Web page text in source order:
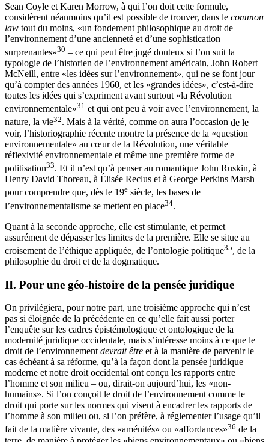
Sean Coyle et Karen Morrow, à qui l’on doit cette formule,
considèrent néanmoins qu’il est possible de trouver, dans le common
law tout du moins, «un fondement philosophique au droit de
l’environnement d’une ancienneté et d’une sophistication
surprenantes»30 – ce qui peut être jugé douteux si l’on suit la
typologie de l’historien de l’environnement américain, John Robert
McNeill, entre «les idées sur l’environnement», qui ne se font jour
qu’à compter des années 1960, et les «grandes idées», c’est-à-dire
toutes les idées qui s’expriment avant surtout «la Révolution
environnementale»31 et qui ont peu à voir avec l’environnement, la
nature, la vie32. Mais à la vérité, comme on aura l’occasion de le
voir, l’historiographie récente montre la présence de la «question
environnementale» au cœur de la Révolution, une véritable
réflexivité environnementale et même une première forme de
politisation33. Et il n’est qu’à penser au romantique John Ruskin, à
Henry David Thoreau, à Élisée Reclus et à George Perkins Marsh
pour comprendre que, dès le 19e siècle, les bases de
l’environnementalisme se mettent en place34.
Quant à la seconde approche, elle est stimulante, et permet
assurément de dépasser les limites de la première. Elle se situe au
croisement de l’éthique appliquée, de l’ontologie politique35, de la
philosophie du droit et de la dogmatique.
II. Pour une géo-histoire de la pensée juridique
On privilégiera, pour notre part, une troisième approche qui n’est
pas si éloignée de la précédente en ce qu’elle fait aussi porter
l’enquête sur les cadres épistémologique et ontologique de la
modernité juridique occidentale, mais s’intéresse moins à ce que le
droit de l’environnement devrait être et à la manière de parvenir le
cas échéant à sa réforme, qu’à la façon dont la pensée juridique
moderne et notre droit occidental ont conçu les rapports entre
l’homme et son milieu – ou, dirait-on aujourd’hui, les «non-
humains». Si l’on conçoit le droit de l’environnement comme le
droit qui porte sur les normes qui visent à encadrer les rapports de
l’homme à son milieu ou, si l’on préfère, à réglementer l’usage qu’il
fait de la matière vivante, des «aménités» ou «affordances»36 de la